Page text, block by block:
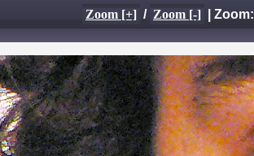
Zoom [+] / Zoom [-] | Zoom: